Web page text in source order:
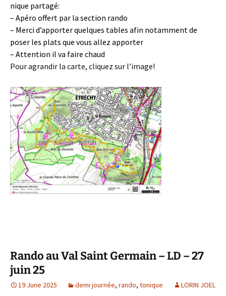
nique partagé:
– Apéro offert par la section rando
– Merci d’apporter quelques tables afin notamment de
poser les plats que vous allez apporter
– Attention il va faire chaud
Pour agrandir la carte, cliquez sur l’image!
Rando au Val Saint Germain – LD – 27
juin 25
19 June 2025 demi journée, rando, tonique LORIN JOEL